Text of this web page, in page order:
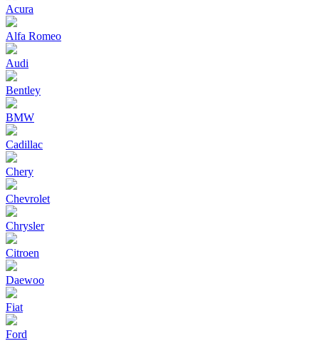
Acura
Alfa Romeo
Audi
Bentley
BMW
Cadillac
Chery
Chevrolet
Chrysler
Citroen
Daewoo
Fiat
Ford